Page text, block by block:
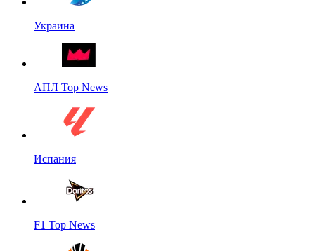
Украина
АПЛ Top News
Испания
F1 Top News